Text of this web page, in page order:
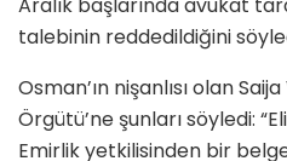
talebinin reddedildiğini
Osman’ın nişanlısı olan
Örgütü’ne şunları söyledi:
Emirlik yetkilisinden bir